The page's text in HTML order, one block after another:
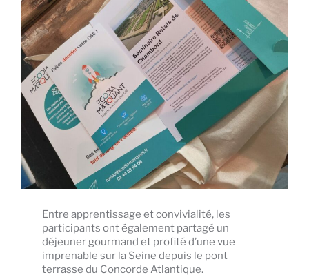
Entre apprentissage et convivialité, les
participants ont également partagé un
déjeuner gourmand et profité d’une vue
imprenable sur la Seine depuis le pont
terrasse du Concorde Atlantique.